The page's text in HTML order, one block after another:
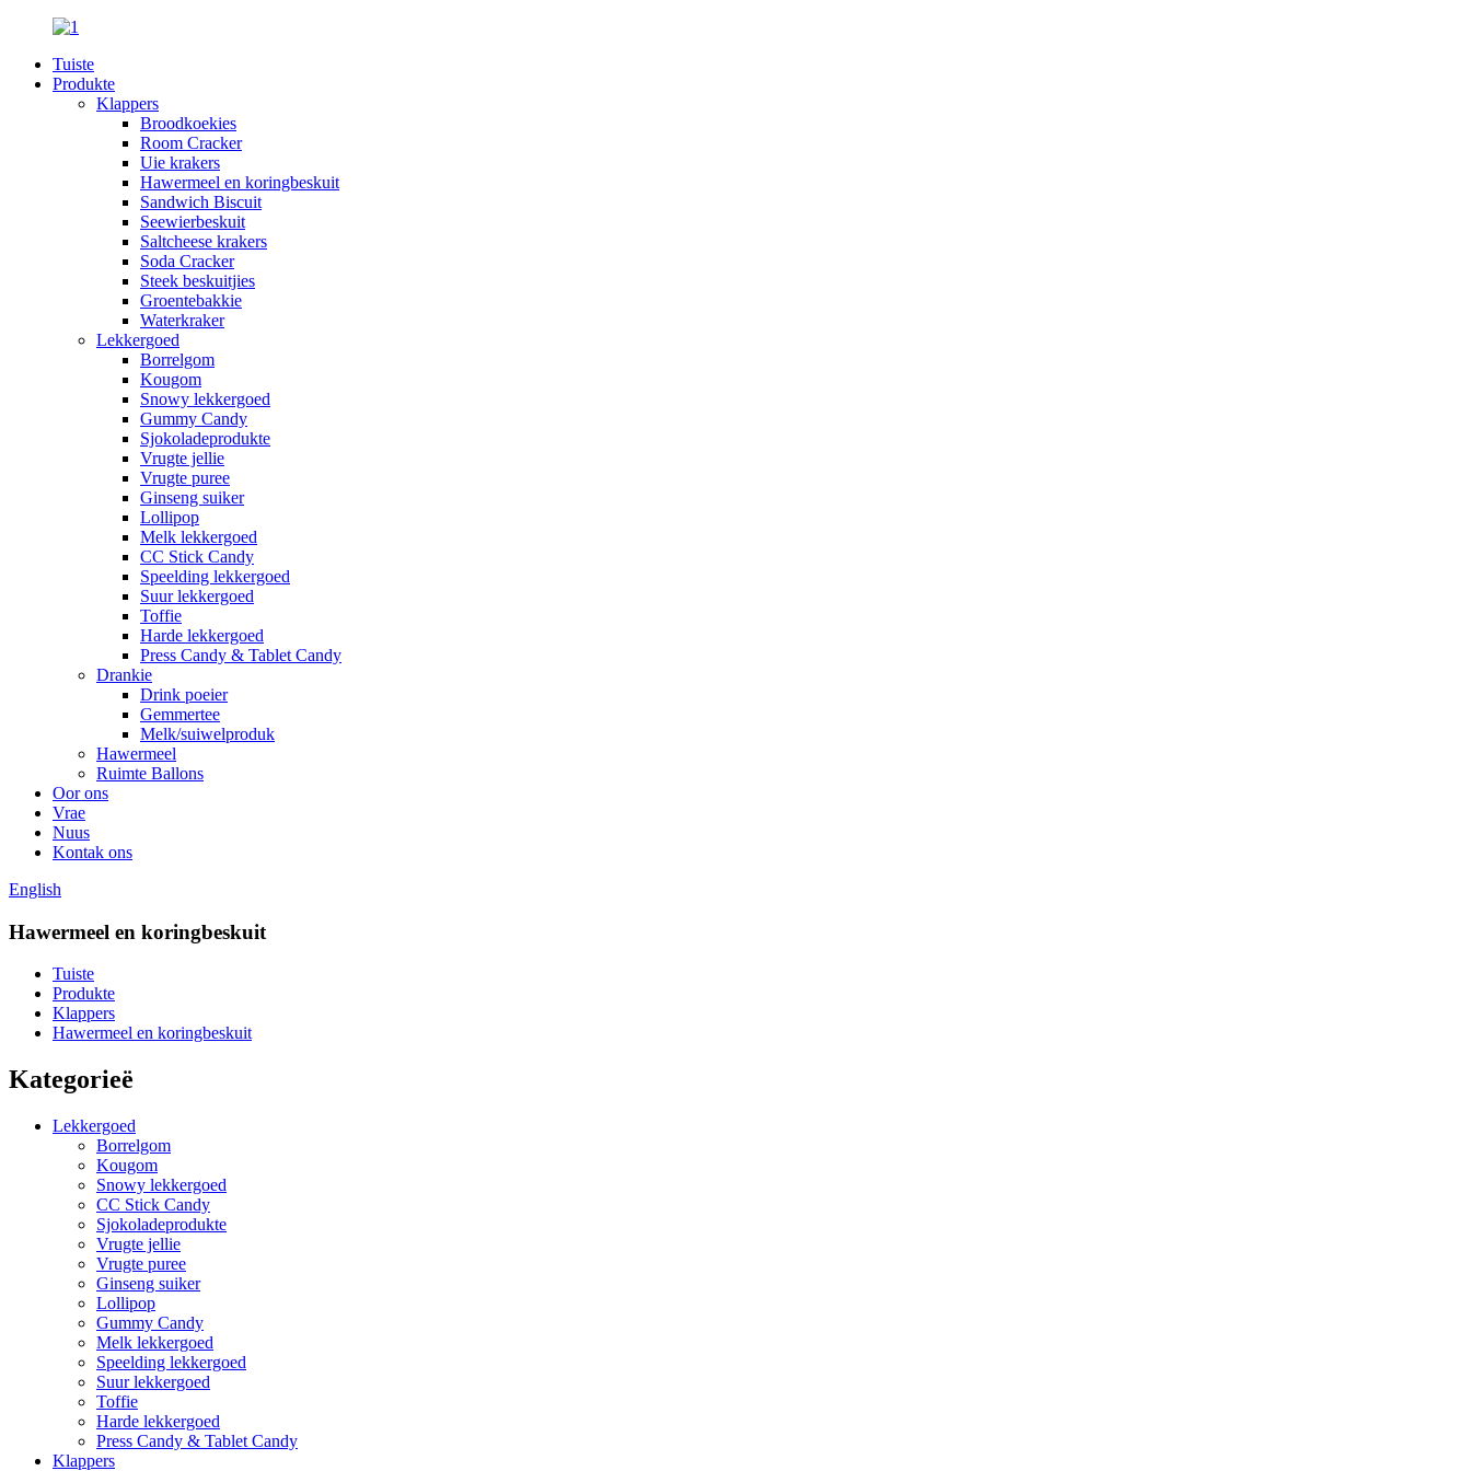
Tuiste
Produkte
Klappers
Broodkoekies
Room Cracker
Uie krakers
Hawermeel en koringbeskuit
Sandwich Biscuit
Seewierbeskuit
Saltcheese krakers
Soda Cracker
Steek beskuitjies
Groentebakkie
Waterkraker
Lekkergoed
Borrelgom
Kougom
Snowy lekkergoed
Gummy Candy
Sjokoladeprodukte
Vrugte jellie
Vrugte puree
Ginseng suiker
Lollipop
Melk lekkergoed
CC Stick Candy
Speelding lekkergoed
Suur lekkergoed
Toffie
Harde lekkergoed
Press Candy & Tablet Candy
Drankie
Drink poeier
Gemmertee
Melk/suiwelproduk
Hawermeel
Ruimte Ballons
Oor ons
Vrae
Nuus
Kontak ons
English
Hawermeel en koringbeskuit
Tuiste
Produkte
Klappers
Hawermeel en koringbeskuit
Kategorieë
Lekkergoed
Borrelgom
Kougom
Snowy lekkergoed
CC Stick Candy
Sjokoladeprodukte
Vrugte jellie
Vrugte puree
Ginseng suiker
Lollipop
Gummy Candy
Melk lekkergoed
Speelding lekkergoed
Suur lekkergoed
Toffie
Harde lekkergoed
Press Candy & Tablet Candy
Klappers